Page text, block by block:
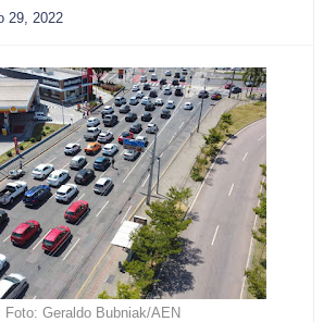
29, 2022
Foto: Geraldo Bubniak/AEN